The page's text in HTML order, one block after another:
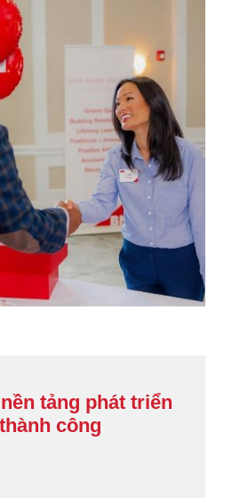
tảng phát triển
công